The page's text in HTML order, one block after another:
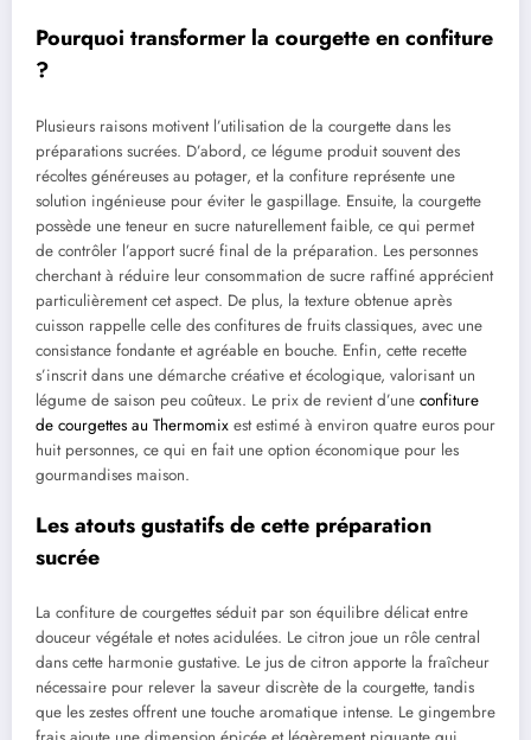
Pourquoi transformer la courgette en confiture
?
Plusieurs raisons motivent l’utilisation de la courgette dans les
préparations sucrées. D’abord, ce légume produit souvent des
récoltes généreuses au potager, et la confiture représente une
solution ingénieuse pour éviter le gaspillage. Ensuite, la courgette
possède une teneur en sucre naturellement faible, ce qui permet
de contrôler l’apport sucré final de la préparation. Les personnes
cherchant à réduire leur consommation de sucre raffiné apprécient
particulièrement cet aspect. De plus, la texture obtenue après
cuisson rappelle celle des confitures de fruits classiques, avec une
consistance fondante et agréable en bouche. Enfin, cette recette
s’inscrit dans une démarche créative et écologique, valorisant un
légume de saison peu coûteux. Le prix de revient d’une confiture
de courgettes au Thermomix est estimé à environ quatre euros pour
huit personnes, ce qui en fait une option économique pour les
gourmandises maison.
Les atouts gustatifs de cette préparation
sucrée
La confiture de courgettes séduit par son équilibre délicat entre
douceur végétale et notes acidulées. Le citron joue un rôle central
dans cette harmonie gustative. Le jus de citron apporte la fraîcheur
nécessaire pour relever la saveur discrète de la courgette, tandis
que les zestes offrent une touche aromatique intense. Le gingembre